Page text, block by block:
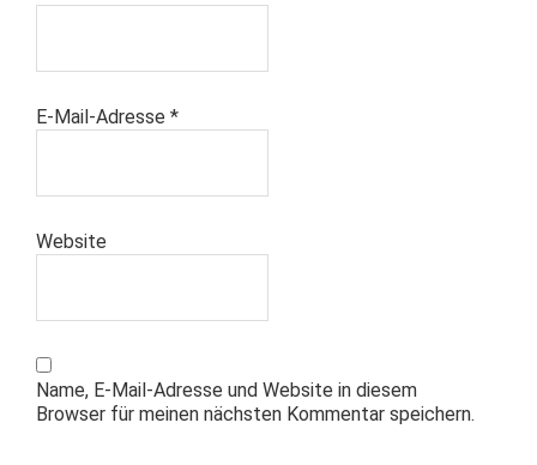
E-Mail-Adresse *
Website
Name, E-Mail-Adresse und Website in diesem
Browser für meinen nächsten Kommentar speichern.